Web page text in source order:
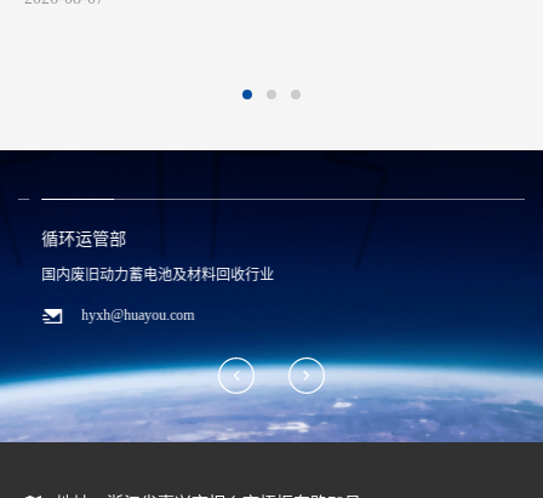
循环运管部
国内废旧动力蓄电池及材料回收行业
hyxh@huayou.com